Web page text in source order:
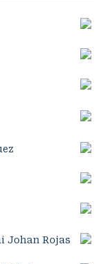
Johan Rojas